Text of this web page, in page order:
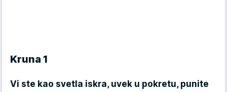
Kruna 1
Vi ste kao svetla iskra, uvek u pokretu, punite